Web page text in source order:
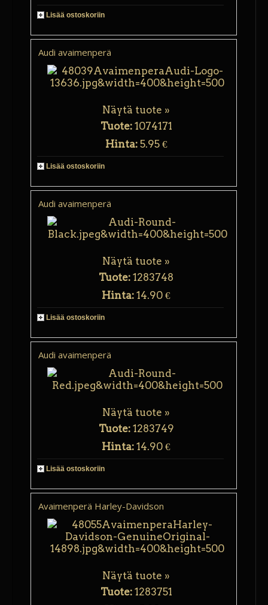
Lisää ostoskoriin
Audi avaimenperä
Näytä tuote »
Tuote: 1074171
Hinta: 5.95 €
Lisää ostoskoriin
Audi avaimenperä
Näytä tuote »
Tuote:1283748
Hinta:14.90 €
Lisää ostoskoriin
Audi avaimenperä
Näytä tuote »
Tuote: 1283749
Hinta:14.90 €
Lisää ostoskoriin
Avaimenperä Harley-Davidson
Näytä tuote »
Tuote: 1283751